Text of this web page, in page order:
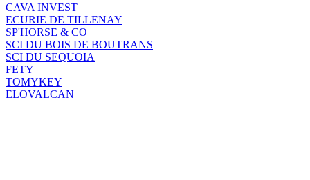
CAVA INVEST
ECURIE DE TILLENAY
SP'HORSE & CO
SCI DU BOIS DE BOUTRANS
SCI DU SEQUOIA
FETY
TOMYKEY
ELOVALCAN